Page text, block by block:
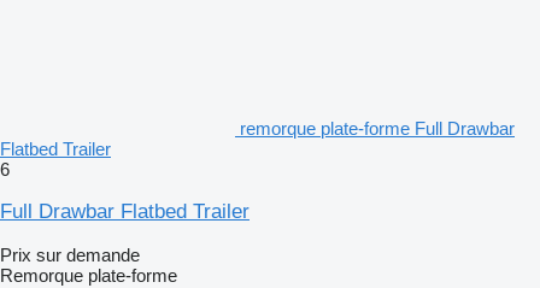
remorque plate-forme Full Drawbar
Flatbed Trailer
6
Full Drawbar Flatbed Trailer
Prix sur demande
Remorque plate-forme